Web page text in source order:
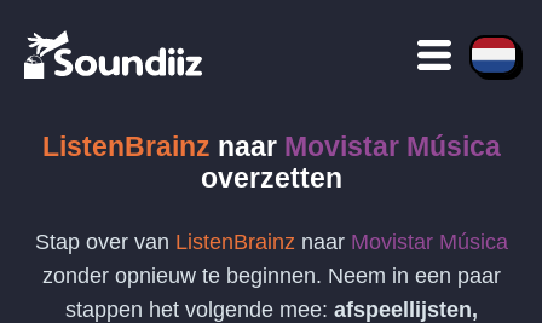
ListenBrainz naar Movistar Música
overzetten
Stap over van ListenBrainz naar Movistar Música
zonder opnieuw te beginnen. Neem in een paar
stappen het volgende mee: afspeellijsten,